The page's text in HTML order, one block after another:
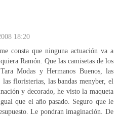
18:20
consta que ninguna actuación va a
Ramón. Que las camisetas de los
Modas y Hermanos Buenos, las
floristerias, las bandas menyber, el
y decorado, he visto la maqueta
que el año pasado. Seguro que le
Le pondran imaginación. De